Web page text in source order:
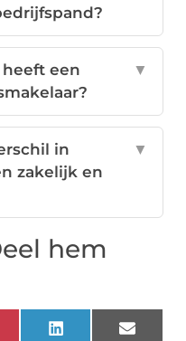
een
▼
in
zakelijk en
▼
hem
LinkedInEmail